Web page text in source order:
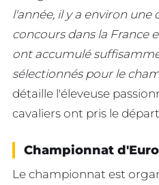
l'année, il y a environ une
concours dans la France
ont accumulé
sélectionnés pour le
détaille l'éleveuse
cavaliers ont pris le
Championnat
Le championnat est